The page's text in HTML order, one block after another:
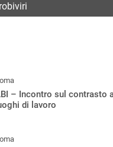
– Incontro sul contrasto
di lavoro